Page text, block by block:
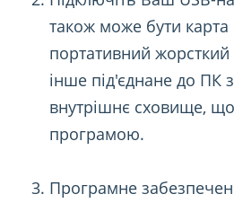
також може бути карта
портативний
інше під'єднане до ПК
внутрішнє сховище, що
програмою.
Програмне